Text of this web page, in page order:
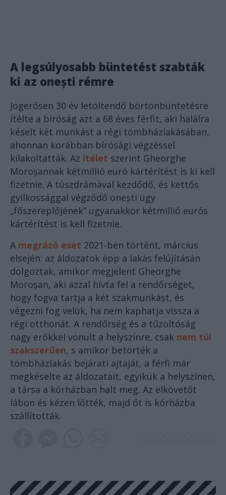
A legsúlyosabb büntetést szabták
ki az onești rémre
Jogerősen 30 év letöltendő börtönbüntetésre
ítélte a bíróság azt a 68 éves férfit, aki halálra
késelt két munkást a régi tömbházlakásában,
ahonnan korábban bírósági végzéssel
kilakoltatták. Az ítélet szerint Gheorghe
Moroșannak kétmillió euró kártérítést is ki kell
fizetnie. A túszdrámával kezdődő, és kettős
gyilkossággal végződő onești ügy
„főszereplőjének” ugyanakkor kétmillió eurós
kártérítést is kell fizetnie.
A megrázó eset 2021-ben történt, március
elsején: az áldozatok épp a lakás felújításán
dolgoztak, amikor megjelent Gheorghe
Moroșan, aki azzal hívta fel a rendőrséget,
hogy fogva tartja a két szakmunkást, és
végezni fog velük, ha nem kaphatja vissza a
régi otthonát. A rendőrség és a tűzoltóság
nagy erőkkel vonult a helyszínre, csak nem túl
szakszerűen, s amikor betörték a
tömbházlakás bejárati ajtaját, a férfi már
megkéselte az áldozatait, egyikük a helyszínen,
a társa a kórházban halt meg. Az elkövetőt
lábon és kézen lőtték, majd őt is kórházba
szállították.